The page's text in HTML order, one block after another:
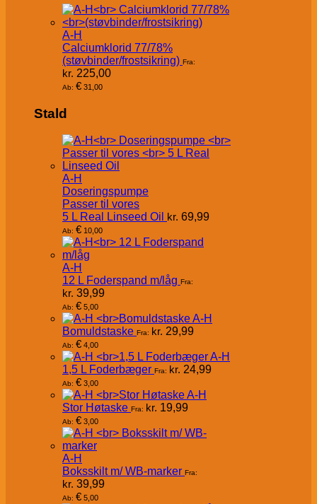
A-H
Calciumklorid 77/78%
(støvbinder/frostsikring) Fra:
kr. 225,00
Ab: € 31,00
Stald
A-H
Doseringspumpe
Passer til vores
5 L Real Linseed Oil kr. 69,99
Ab: € 10,00
A-H
12 L Foderspand m/låg Fra:
kr. 39,99
Ab: € 5,00
A-H
Bomuldstaske Fra: kr. 29,99
Ab: € 4,00
A-H
1,5 L Foderbæger Fra: kr. 24,99
Ab: € 3,00
A-H
Stor Høtaske Fra: kr. 19,99
Ab: € 3,00
A-H
Boksskilt m/ WB-marker Fra:
kr. 39,99
Ab: € 5,00